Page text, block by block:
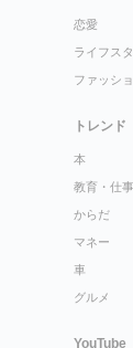
恋愛
ライフス
ファッシ
トレンド
本
教育・仕事
からだ
マネー
車
グルメ
YouTube